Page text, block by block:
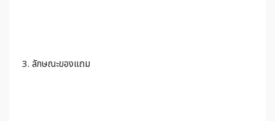
3. ลักษณะของแถม